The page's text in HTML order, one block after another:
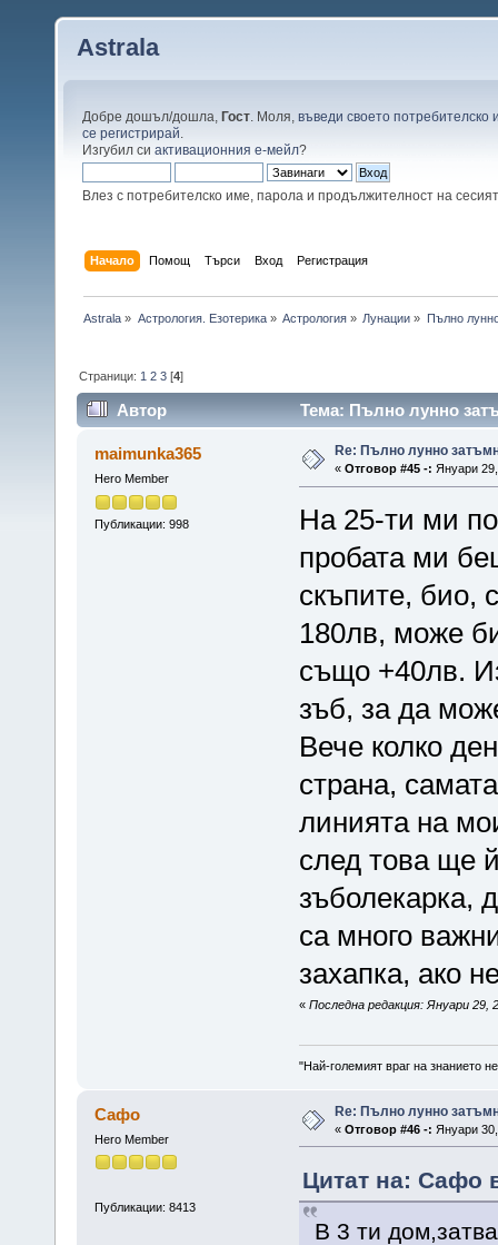
Astrala
Добре дошъл/дошла, Гост . Моля, въведи своето потребителско
се регистрирай
Изгубил си активационния е-мейл?
Влез с потребителско име, парола и продължителност на
Начало Помощ Търси Вход Регистрация
Astrala » Астрология. Езотерика» Астрология» Лунации » Пълно
Страници: 1 2 3 [4]
Автор Тема: Пълно лунно
maimunka365
Hero Member
Публикации: 998
Re: Пълно лунно
« Отговор #45 -: Януари
На 25-ти ми
пробата ми
скъпите, био,
180лв, може
също +40лв.
зъб, за да
Вече колко
страна,
линията на
след това ще
зъболекарка,
са много
захапка, ако
« Последна редакция: Януари 29,
"Най-големият враг на знанието
Сафо
Hero Member
Публикации: 8413
Re: Пълно лунно
« Отговор #46 -: Януари
Цитат на: Сафо
В 3 ти